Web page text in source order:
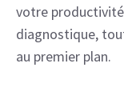
votre
diagnostique,
au premier plan.